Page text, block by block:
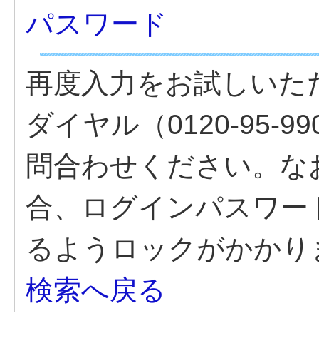
パスワード
再度入力をお試しい
ダイヤル（0120-95-
問合わせください。
合、ログインパスワ
るようロックがかかり
検索へ戻る